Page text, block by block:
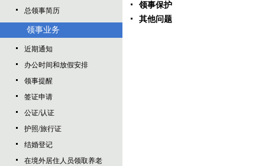
总领事简历
领事业务
近期通知
办公时间和放假安排
领事提醒
签证申请
公证/认证
护照/旅行证
结婚登记
在境外居住人员领取养老
领事保护
其他问题